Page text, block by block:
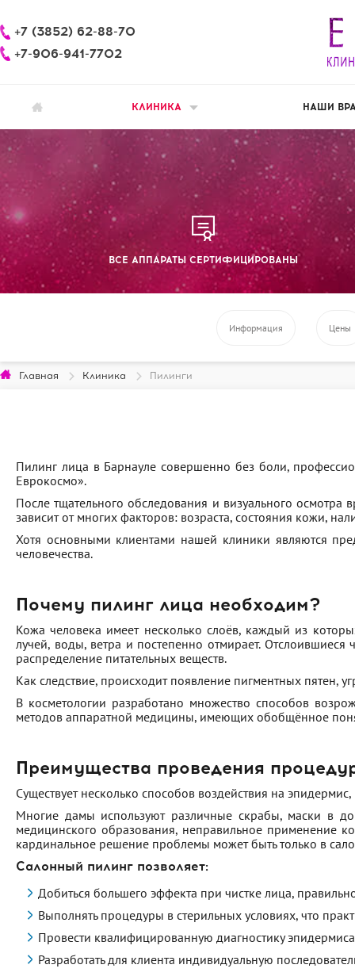
+7 (3852) 62-88-70
+7-906-941-7702
КЛИНИКА НАШИ
ВСЕ АППАРАТЫ СЕРТИФИЦИРОВАНЫ
Информация Цены
Главная Клиника Пилинги
Пилинг лица в Барнауле совершенно без боли,
Еврокосмо».
После тщательного обследования и визуального
зависит от многих факторов: возраста, состояния кожи,
Хотя основными клиентами нашей клиники являются
человечества.
Почему пилинг лица необходим?
Кожа человека имеет несколько слоёв, каждый из
лучей, воды, ветра и постепенно отмирает.
распределение питательных веществ.
Как следствие, происходит появление пигментных
В косметологии разработано множество способов
методов аппаратной медицины, имеющих обобщённое
Преимущества проведения
Существует несколько способов воздействия на
Многие дамы используют различные скрабы, маски в
медицинского образования, неправильное применение
кардинальное решение проблемы может быть только в
Салонный пилинг позволяет:
Добиться большего эффекта при чистке лица,
Выполнять процедуры в стерильных условиях, что
Провести квалифицированную диагностику
Разработать для клиента индивидуальную